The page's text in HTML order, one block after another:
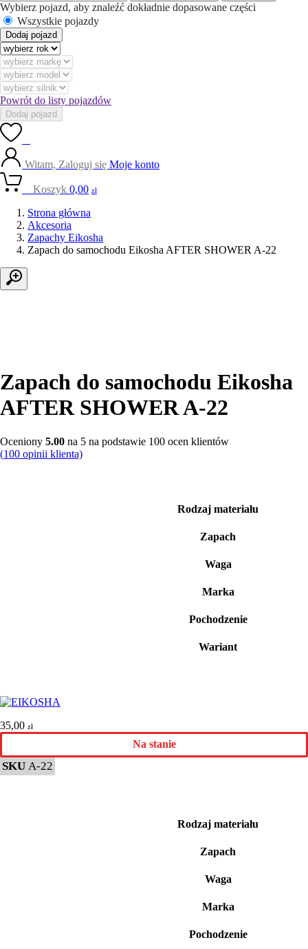
Wybierz pojazd, aby znaleźć dokładnie dopasowane części
Wszystkie pojazdy
Dodaj pojazd
Powrót do listy pojazdów
Dodaj pojazd
Witam, Zaloguj się Moje konto
Koszyk 0,00 zł
Strona główna
Akcesoria
Zapachy Eikosha
Zapach do samochodu Eikosha AFTER SHOWER A-22
Zapach do samochodu Eikosha
AFTER SHOWER A-22
Oceniony 5.00 na 5 na podstawie 100 ocen klientów
(100 opinii klienta)
Rodzaj materiału
Zapach
Waga
Marka
Pochodzenie
Wariant
35,00 zł
Na stanie
SKU A-22
Rodzaj materiału
Zapach
Waga
Marka
Pochodzenie